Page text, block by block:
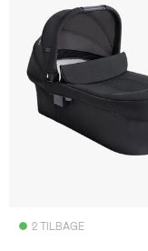
2 TILBAGE